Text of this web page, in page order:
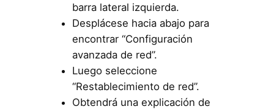
barra lateral izquierda.
Desplácese hacia abajo para
encontrar “Configuración
avanzada de red”.
Luego seleccione
“Restablecimiento de red”.
Obtendrá una explicación de